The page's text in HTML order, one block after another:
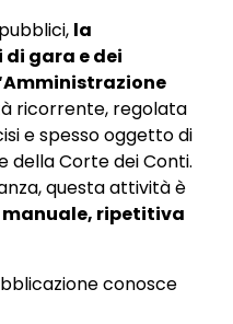
la
gara e dei
ricorrente, regolata
e spesso oggetto di
della Corte dei Conti.
questa attività è
manuale, ripetitiva
conosce